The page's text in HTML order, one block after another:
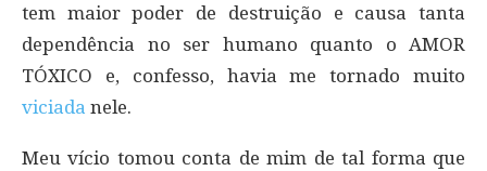
tem maior poder de destruição e causa tanta
dependência no ser humano quanto o AMOR
TÓXICO e, confesso, havia me tornado muito
viciada nele.
Meu vício tomou conta de mim de tal forma que